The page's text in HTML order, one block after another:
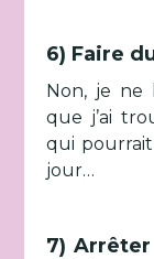
6) Faire
Non, je ne
que j’ai
qui
jour…
7) Arrêter